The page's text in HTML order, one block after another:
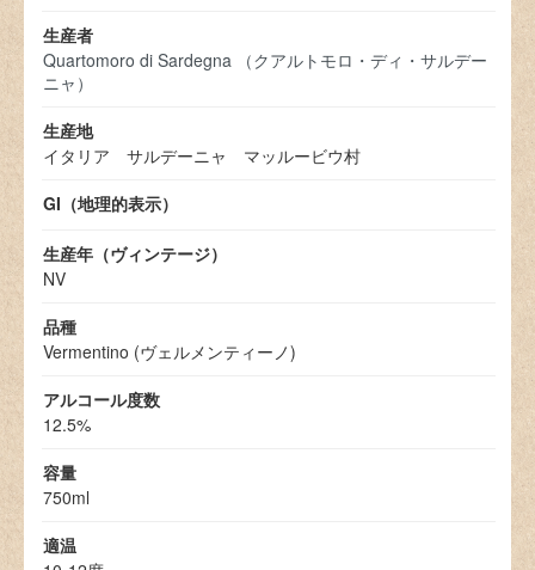
生産者
Quartomoro di Sardegna （クアルトモロ・ディ・サルデー
ニャ）
生産地
イタリア サルデーニャ マッルービウ村
GI（地理的表示）
生産年（ヴィンテージ）
NV
品種
Vermentino (ヴェルメンティーノ)
アルコール度数
12.5%
容量
750ml
適温